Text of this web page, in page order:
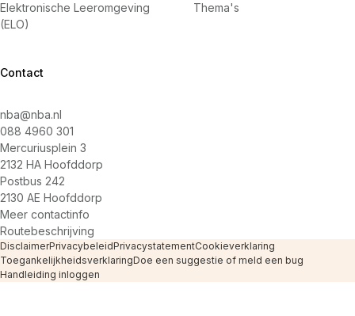
Elektronische Leeromgeving
(ELO)
Thema's
Contact
nba@nba.nl
088 4960 301
Mercuriusplein 3
2132 HA Hoofddorp
Postbus 242
2130 AE Hoofddorp
Meer contactinfo
Routebeschrijving
DisclaimerPrivacybeleidPrivacystatementCookieverklaring
ToegankelijkheidsverklaringDoe een suggestie of meld een bug
Handleiding inloggen